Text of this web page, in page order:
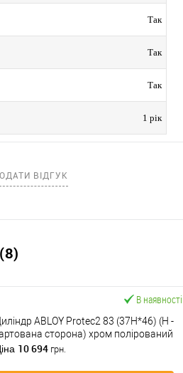
Так
Так
Так
1 рік
ВІДГУК
В наявності
ABLOY Protec2 83 (37H*46) (H -
сторона) хром полірований
10 694 грн.